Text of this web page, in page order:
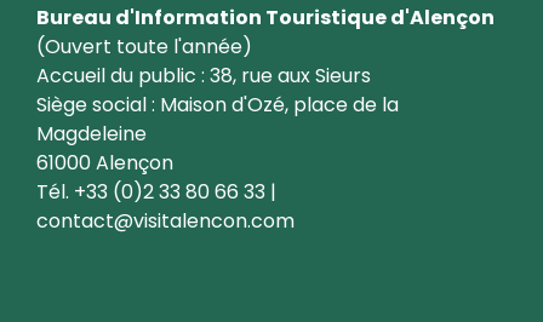
Bureau d'Information Touristique d'Alençon
(Ouvert toute l'année)
Accueil du public : 38, rue aux Sieurs
Siège social : Maison d'Ozé, place de la
Magdeleine
61000 Alençon
Tél. +33 (0)2 33 80 66 33 |
contact@visitalencon.com